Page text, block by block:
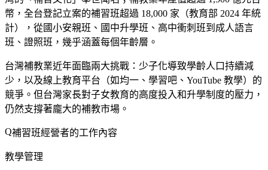
幣，全台登記立案的補習班超過 18,000 家（教育部 2024 年統
計），從國小安親班、國中升學班、高中衝刺班到成人語言
班、證照班，幾乎涵蓋每個年齡層。
台灣補教業近年面臨兩大挑戰：少子化導致學齡人口持續減
少，以及線上教育平台（如均一、學習吧、YouTube 教學）的
競爭。但台灣家長對子女教育的高度投入和升學制度的壓力，
仍然支撐著龐大的補教市場。
補習班經營者的工作內容
教學管理